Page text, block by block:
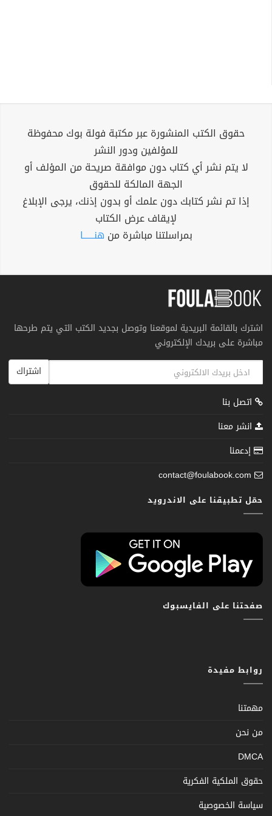
حقوق الكتب المنشورة عبر مكتبة فولة بوك محفوظة
للمؤلفين ودور النشر
لا يتم نشر أي كتاب دون موافقة صريحة من المؤلف أو
الجهة المالكة للحقوق
إذا تم نشر كتابك دون علمك أو بدون إذنك، يرجى الإبلاغ
لإيقاف عرض الكتاب
بمراسلتنا مباشرة من هنــــــا
اشترك بالقائمة البريدية لموقعنا وتوصل بجديد الكتب التي يتم طرحها
مباشرة على بريدك الإلكتروني
اشتراك
اتصل بنا
انشر معنا
إدعمنا
contact@foulabook.com
حمّل تطبيقنا على الاندرويد
صفحتنا على الفايسبوك
روابط مفيدة
مهمتنا
من نحن
DMCA
حقوق الملكية الفكرية
سياسة الخصوصية